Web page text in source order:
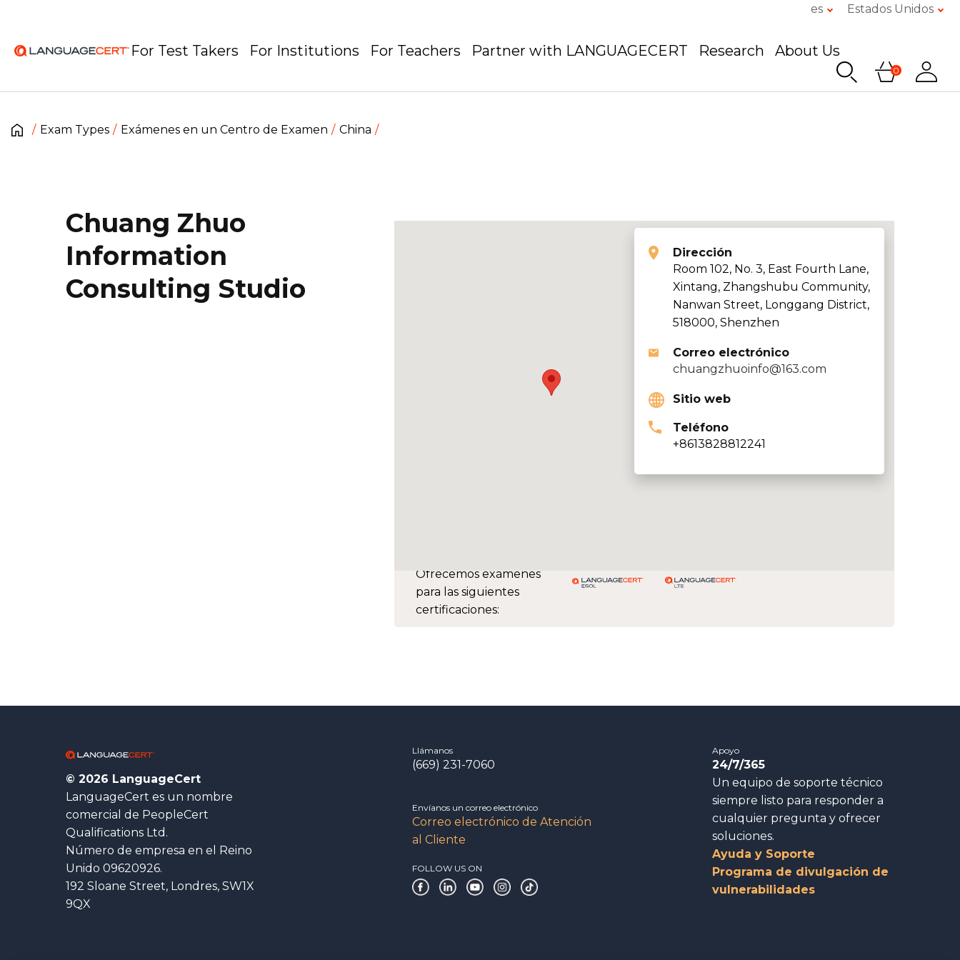
es Estados Unidos
For Test Takers For Institutions For Teachers Partner with LANGUAGECERT Research About Us
0
Exam Types Exámenes en un Centro de Examen China
Ofrecemos exámenes
para las siguientes
certificaciones:
Dirección
Room 102, No. 3, East Fourth Lane,
Xintang, Zhangshubu Community,
Nanwan Street, Longgang District,
518000, Shenzhen
Correo electrónico
chuangzhuoinfo@163.com
Sitio web
Teléfono
+8613828812241
Chuang Zhuo
Information
Consulting Studio
© 2026 LanguageCert
LanguageCert es un nombre
comercial de PeopleCert
Qualifications Ltd.
Número de empresa en el Reino
Unido 09620926.
192 Sloane Street, Londres, SW1X
9QX
Llámanos
(669) 231-7060
Envíanos un correo electrónico
Correo electrónico de Atención
al Cliente
FOLLOW US ON
Apoyo
24/7/365
Un equipo de soporte técnico
siempre listo para responder a
cualquier pregunta y ofrecer
soluciones.
Ayuda y Soporte
Programa de divulgación de
vulnerabilidades